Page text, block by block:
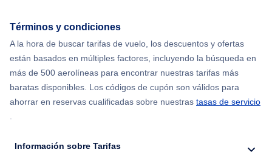
Términos y condiciones
A la hora de buscar tarifas de vuelo, los descuentos y ofertas
están basados en múltiples factores, incluyendo la búsqueda en
más de 500 aerolíneas para encontrar nuestras tarifas más
baratas disponibles. Los códigos de cupón son válidos para
ahorrar en reservas cualificadas sobre nuestras tasas de servicio
.
Información sobre Tarifas